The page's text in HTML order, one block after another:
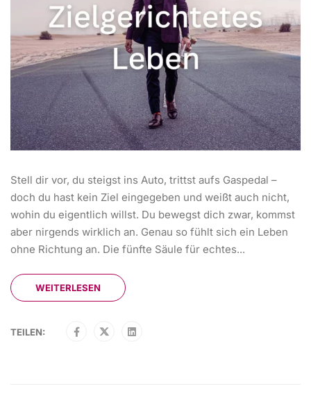
Stell dir vor, du steigst ins Auto, trittst aufs Gaspedal –
doch du hast kein Ziel eingegeben und weißt auch nicht,
wohin du eigentlich willst. Du bewegst dich zwar, kommst
aber nirgends wirklich an. Genau so fühlt sich ein Leben
ohne Richtung an. Die fünfte Säule für echtes...
WEITERLESEN
TEILEN: